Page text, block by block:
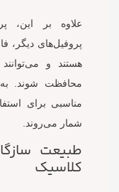
علاوه بر این،
پروفیل‌های دیگر،
هستند و
محافظت شوند. به
مناسبی برای
شمار می‌روند.
طبیعت
کلاسیک